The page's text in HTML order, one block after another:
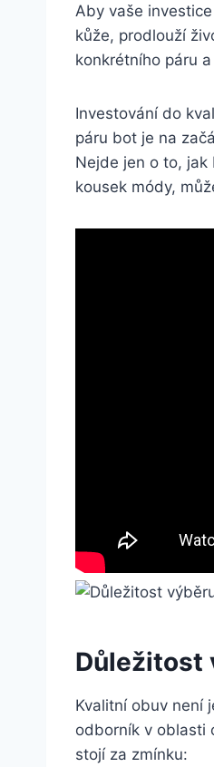
Aby vaše
kůže, prodlouží
konkrétního páru
Investování do
páru bot je ⁣na
Nejde ​jen​ o to,
kousek⁤ módy,
Důležitost
Kvalitní obuv není
odborník v ‌oblasti
stojí za zmínku: